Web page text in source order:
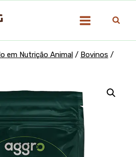
em Nutrição Animal / Bovinos /